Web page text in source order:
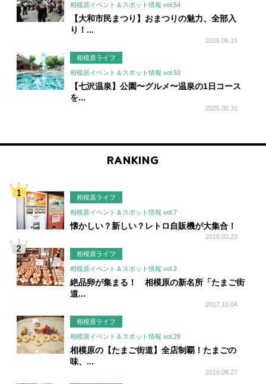
相模原イベント＆スポット情報 vol.54
【大和市民まつり】おまつりの魅力、全部入
り！...
2026.06.15
相模原ライフ
相模原イベント＆スポット情報 vol.53
【七沢温泉】公園〜グルメ〜温泉の1日コース
を...
2026.05.31
RANKING
相模原ライフ
相模原イベント＆スポット情報 vol.7
懐かしい？新しい？レトロ自販機が大集合！
2018.02.23
相模原ライフ
相模原イベント＆スポット情報 vol.2
絶品卵が集まる！ 相模原の新名所「たまご街
道...
2017.10.04
相模原ライフ
相模原イベント＆スポット情報 vol.29
相模原の【たまご街道】全店制覇！たまごの
味、...
2019.08.27